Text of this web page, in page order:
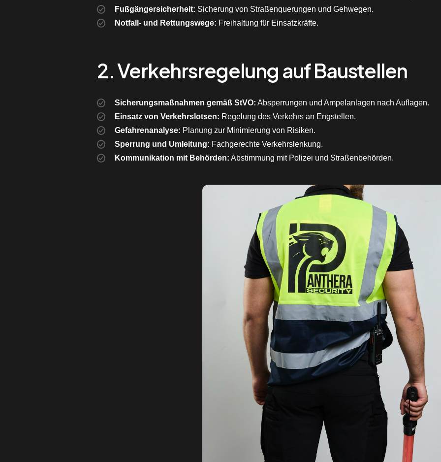
Fußgängersicherheit: Sicherung von Straßenquerungen und Gehwegen.
Notfall- und Rettungswege: Freihaltung für Einsatzkräfte.
2. Verkehrsregelung auf Baustellen
Sicherungsmaßnahmen gemäß StVO: Absperrungen und Ampelanlagen nach Auflagen.
Einsatz von Verkehrslotsen: Regelung des Verkehrs an Engstellen.
Gefahrenanalyse: Planung zur Minimierung von Risiken.
Sperrung und Umleitung: Fachgerechte Verkehrslenkung.
Kommunikation mit Behörden: Abstimmung mit Polizei und Straßenbehörden.